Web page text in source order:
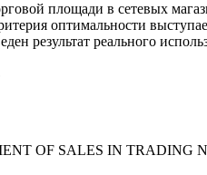
площади в сетевых
оптимальности
результат реального
OF SALES IN TRADING